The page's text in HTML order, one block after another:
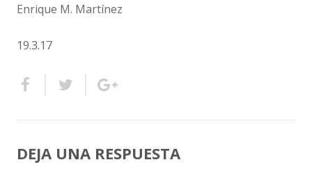
Enrique M. Martínez
19.3.17
DEJA UNA RESPUESTA